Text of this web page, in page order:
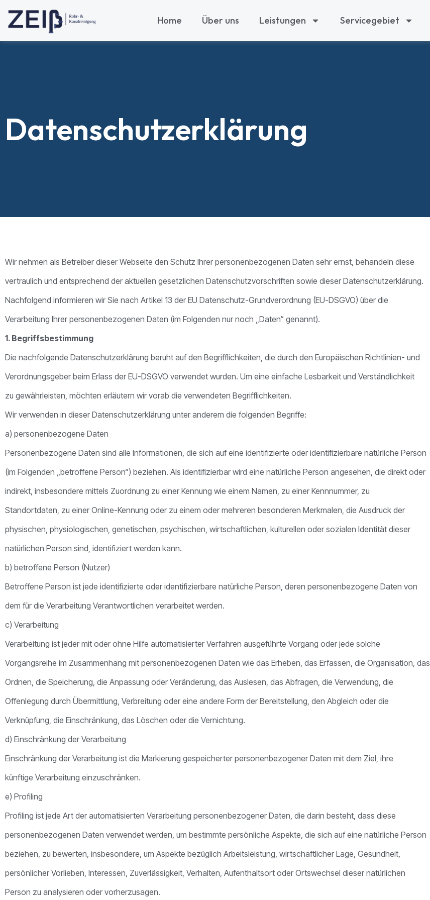
Home Über uns Leistungen Servicegebiet
Datenschutzerklärung
Wir nehmen als Betreiber dieser Webseite den Schutz Ihrer personenbezogenen Daten sehr ernst, behandeln diese
vertraulich und entsprechend der aktuellen gesetzlichen Datenschutzvorschriften sowie dieser Datenschutzerklärung.
Nachfolgend informieren wir Sie nach Artikel 13 der EU Datenschutz-Grundverordnung (EU-DSGVO) über die
Verarbeitung Ihrer personenbezogenen Daten (im Folgenden nur noch „Daten“ genannt).
1. Begriffsbestimmung
Die nachfolgende Datenschutzerklärung beruht auf den Begrifflichkeiten, die durch den Europäischen Richtlinien- und
Verordnungsgeber beim Erlass der EU-DSGVO verwendet wurden. Um eine einfache Lesbarkeit und Verständlichkeit
zu gewährleisten, möchten erläutern wir vorab die verwendeten Begrifflichkeiten.
Wir verwenden in dieser Datenschutzerklärung unter anderem die folgenden Begriffe:
a) personenbezogene Daten
Personenbezogene Daten sind alle Informationen, die sich auf eine identifizierte oder identifizierbare natürliche Person
(im Folgenden „betroffene Person“) beziehen. Als identifizierbar wird eine natürliche Person angesehen, die direkt oder
indirekt, insbesondere mittels Zuordnung zu einer Kennung wie einem Namen, zu einer Kennnummer, zu
Standortdaten, zu einer Online-Kennung oder zu einem oder mehreren besonderen Merkmalen, die Ausdruck der
physischen, physiologischen, genetischen, psychischen, wirtschaftlichen, kulturellen oder sozialen Identität dieser
natürlichen Person sind, identifiziert werden kann.
b) betroffene Person (Nutzer)
Betroffene Person ist jede identifizierte oder identifizierbare natürliche Person, deren personenbezogene Daten von
dem für die Verarbeitung Verantwortlichen verarbeitet werden.
c) Verarbeitung
Verarbeitung ist jeder mit oder ohne Hilfe automatisierter Verfahren ausgeführte Vorgang oder jede solche
Vorgangsreihe im Zusammenhang mit personenbezogenen Daten wie das Erheben, das Erfassen, die Organisation, das
Ordnen, die Speicherung, die Anpassung oder Veränderung, das Auslesen, das Abfragen, die Verwendung, die
Offenlegung durch Übermittlung, Verbreitung oder eine andere Form der Bereitstellung, den Abgleich oder die
Verknüpfung, die Einschränkung, das Löschen oder die Vernichtung.
d) Einschränkung der Verarbeitung
Einschränkung der Verarbeitung ist die Markierung gespeicherter personenbezogener Daten mit dem Ziel, ihre
künftige Verarbeitung einzuschränken.
e) Profiling
Profiling ist jede Art der automatisierten Verarbeitung personenbezogener Daten, die darin besteht, dass diese
personenbezogenen Daten verwendet werden, um bestimmte persönliche Aspekte, die sich auf eine natürliche Person
beziehen, zu bewerten, insbesondere, um Aspekte bezüglich Arbeitsleistung, wirtschaftlicher Lage, Gesundheit,
persönlicher Vorlieben, Interessen, Zuverlässigkeit, Verhalten, Aufenthaltsort oder Ortswechsel dieser natürlichen
Person zu analysieren oder vorherzusagen.